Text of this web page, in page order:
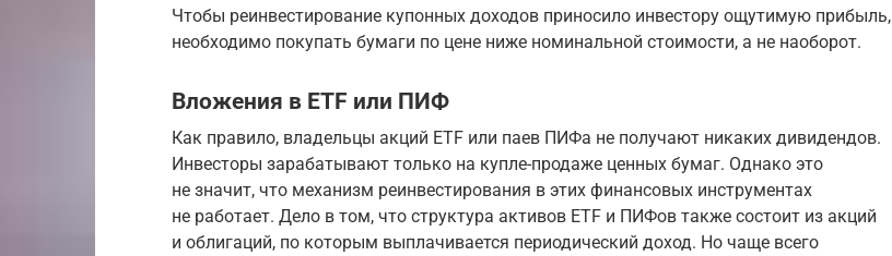
Чтобы реинвестирование купонных доходов приносило инвестору ощутимую прибыль,
необходимо покупать бумаги по цене ниже номинальной стоимости, а не наоборот.
Вложения в ETF или ПИФ
Как правило, владельцы акций ETF или паев ПИФа не получают никаких дивидендов.
Инвесторы зарабатывают только на купле-продаже ценных бумаг. Однако это
не значит, что механизм реинвестирования в этих финансовых инструментах
не работает. Дело в том, что структура активов ETF и ПИФов также состоит из акций
и облигаций, по которым выплачивается периодический доход. Но чаще всего